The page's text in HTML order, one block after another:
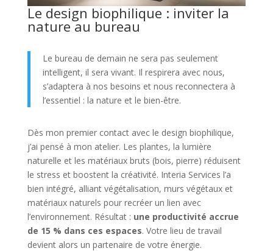
Le design biophilique : inviter la
nature au bureau
Le bureau de demain ne sera pas seulement
intelligent, il sera vivant. Il respirera avec nous,
s’adaptera à nos besoins et nous reconnectera à
l’essentiel : la nature et le bien-être.
Dès mon premier contact avec le design biophilique,
j’ai pensé à mon atelier. Les plantes, la lumière
naturelle et les matériaux bruts (bois, pierre) réduisent
le stress et boostent la créativité. Interia Services l’a
bien intégré, alliant végétalisation, murs végétaux et
matériaux naturels pour recréer un lien avec
l’environnement. Résultat : une productivité accrue
de 15 % dans ces espaces. Votre lieu de travail
devient alors un partenaire de votre énergie.